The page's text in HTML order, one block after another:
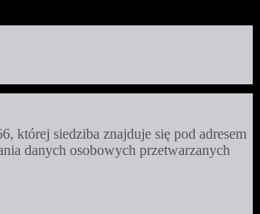
której siedziba znajduje się pod adresem
danych osobowych przetwarzanych